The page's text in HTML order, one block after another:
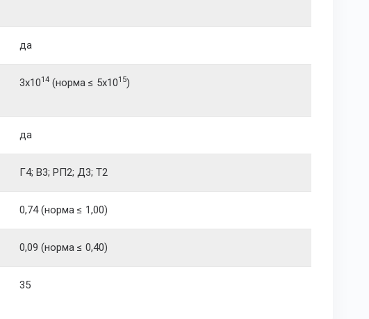
да
3x1014 (норма ≤ 5x1015)
да
Г4; В3; РП2; Д3; Т2
0,74 (норма ≤ 1,00)
0,09 (норма ≤ 0,40)
35